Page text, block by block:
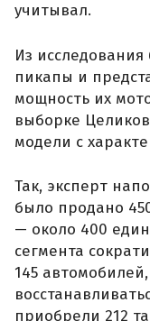
учитывал.
Из
пикапы и
мощность их
выборке
модели с
Так, эксперт
было продано
— около 400
сегмента
145
приобрели 212